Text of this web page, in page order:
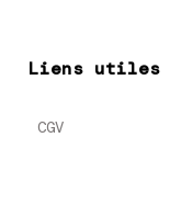
Liens utiles
CGV